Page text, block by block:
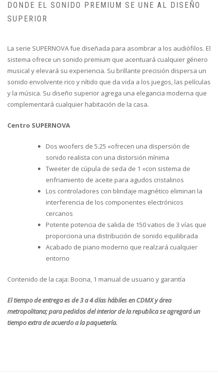
DONDE EL SONIDO PREMIUM SE UNE AL DISEÑO
SUPERIOR
La serie SUPERNOVA fue diseñada para asombrar a los audiófilos. El
sistema ofrece un sonido premium que acentuará cualquier género
musical y elevará su experiencia. Su brillante precisión dispersa un
sonido envolvente rico y nítido que da vida a los juegos, las películas
y la música. Su diseño superior agrega una elegancia moderna que
complementará cualquier habitación de la casa.
Centro SUPERNOVA
Dos woofers de 5.25 «ofrecen una dispersión de
sonido realista con una distorsión mínima
Tweeter de cúpula de seda de 1 «con sistema de
enfriamiento de aceite para agudos cristalinos
Los controladores con blindaje magnético eliminan la
interferencia de los componentes electrónicos
cercanos
Potente potencia de salida de 150 vatios de 3 vías que
proporciona una distribución de sonido equilibrada
Acabado de piano moderno que realzará cualquier
entorno
Contenido de la caja: Bocina, 1 manual de usuario y garantía
El tiempo de entrega es de 3 a 4 días hábiles en CDMX y área
metropolitana; para pedidos del interior de la republica se agregará un
tiempo extra de acuerdo a la paquetería.